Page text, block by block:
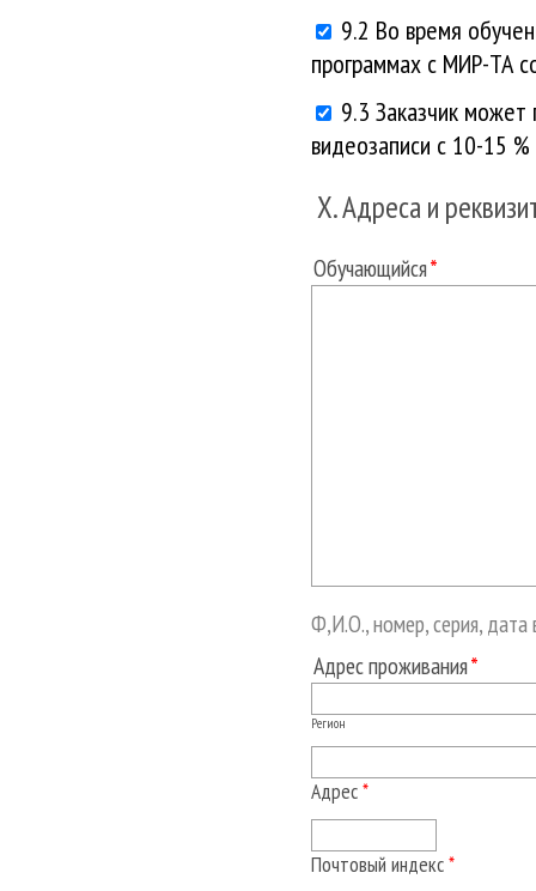
9.2 Во время
программах с МИР-ТА
9.3 Заказчик может
видеозаписи с 10-15
X. Адреса и
Обучающийся
Ф,И.О., номер, серия, дата
Адрес проживания
Регион
Адрес*
Почтовый индекс*